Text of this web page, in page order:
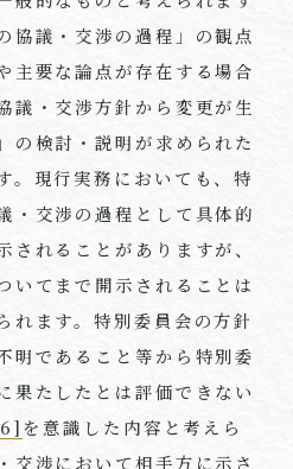
協議・交渉の過程」の観点
主要な論点が存在する場合
議・交渉方針から変更が生
の検討・説明が求められた
。現行実務においても、特
・交渉の過程として具体的
されることがありますが、
いてまで開示されることは
れます。特別委員会の方針
明であること等から特別委
果たしたとは評価できない
を意識した内容と考えら
交渉において相手方に示さ